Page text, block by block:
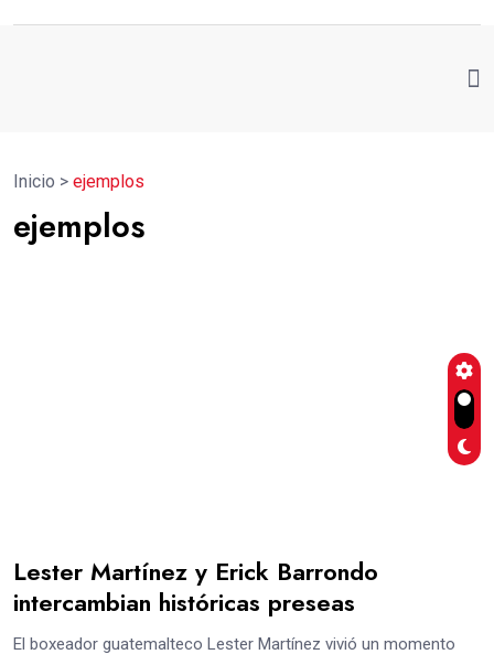
Inicio > ejemplos
ejemplos
Lester Martínez y Erick Barrondo
intercambian históricas preseas
El boxeador guatemalteco Lester Martínez vivió un momento